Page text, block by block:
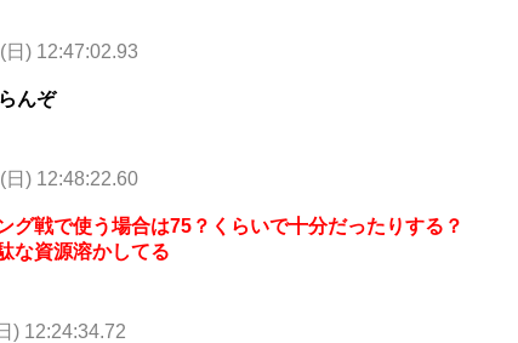
日) 12:47:02.93
んぞ
日) 12:48:22.60
グ戦で使う場合は75？くらいで十分だったりする？
な資源溶かしてる
) 12:24:34.72